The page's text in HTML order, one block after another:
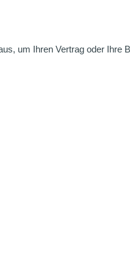
um Ihren Vertrag oder Ihre